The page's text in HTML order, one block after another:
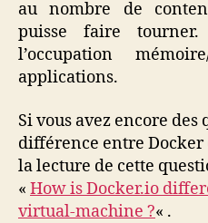
au nombre de
puisse faire
l’occupation
applications.
Si vous avez encore des
différence entre Docker
la lecture de cette
« How is Docker.io
virtual-machine ?« .